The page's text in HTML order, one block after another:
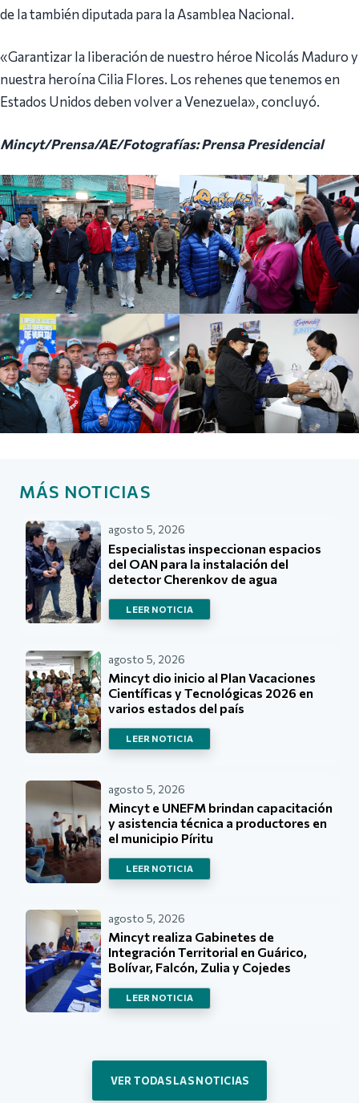
de la también diputada para la Asamblea Nacional.
«Garantizar la liberación de nuestro héroe Nicolás Maduro y
nuestra heroína Cilia Flores. Los rehenes que tenemos en
Estados Unidos deben volver a Venezuela», concluyó.
Mincyt/Prensa/AE/Fotografías: Prensa Presidencial
MÁS NOTICIAS
agosto 5, 2026
Especialistas inspeccionan espacios
del OAN para la instalación del
detector Cherenkov de agua
LEER NOTICIA
agosto 5, 2026
Mincyt dio inicio al Plan Vacaciones
Científicas y Tecnológicas 2026 en
varios estados del país
LEER NOTICIA
agosto 5, 2026
Mincyt e UNEFM brindan capacitación
y asistencia técnica a productores en
el municipio Píritu
LEER NOTICIA
agosto 5, 2026
Mincyt realiza Gabinetes de
Integración Territorial en Guárico,
Bolívar, Falcón, Zulia y Cojedes
LEER NOTICIA
VER TODAS LAS NOTICIAS